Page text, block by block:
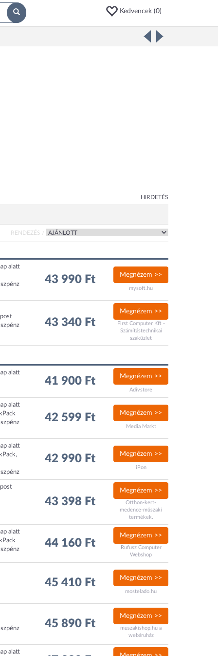
Kedvencek (0)
HIRDETÉS
RENDEZÉS /
alatt
43 990 Ft Megnézem >>
mysoft.hu
43 340 Ft
Megnézem >>
First Computer Kft -
Számítástechnikai
szaküzlet
alatt
41 900 Ft Megnézem >>
Adivstore
alatt
42 599 Ft Megnézem >>
Media Markt
alatt
42 990 Ft Megnézem >>
iPon
43 398 Ft
Megnézem >>
Otthon-kert-
medence-műszaki
termékek.
alatt
44 160 Ft
Megnézem >>
Rufusz Computer
Webshop
45 410 Ft Megnézem >>
mostelado.hu
45 890 Ft
Megnézem >>
muszakishop.hu a
webáruház
alatt